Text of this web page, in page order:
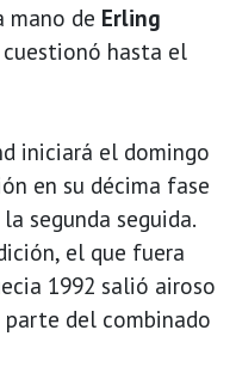
mano de Erling
cuestionó hasta el
iniciará el domingo
en su décima fase
segunda seguida.
el que fuera
1992 salió airoso
del combinado